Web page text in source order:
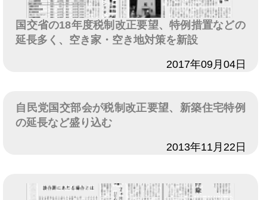
国交省の18年度税制改正要望、特例措置などの
延長多く、空き家・空き地対策を新設
2017年09月04日
自民党国交部会が税制改正要望、新築住宅特例
の延長など盛り込む
2013年11月22日